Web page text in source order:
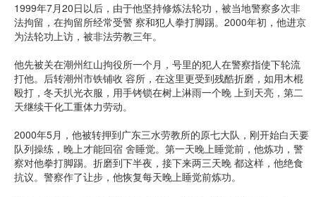
1999年7月20日以后，由于他坚持修炼法轮功，被当地警察多次非
法拘留，在拘留所经常受警 察和犯人拳打脚踢。2000年初，他进京
为法轮功上访，被非法劳教三年。
他先被关在潮州红山拘役所一个月，号里的犯人在警察指使下轮流
打他。后转潮州市铁铺收 容所，在这里更受到残酷折磨，如用木棍
殴打，冬天扒光衣服，用手铐锁在树上淋雨一个晚 上到天亮，第二
天继续干化工重体力劳动。
2000年5月，他被转押到广东三水劳教所的原七大队，刚开始白天要
队列操练，晚上才能回宿 舍睡觉。第一天晚上睡觉前，他炼功，警
察对他拳打脚踢。折磨到下半夜，接下来两三天晚 都这样，他绝食
抗议。警察作了让步，他恢复每天晚上睡觉前炼功。